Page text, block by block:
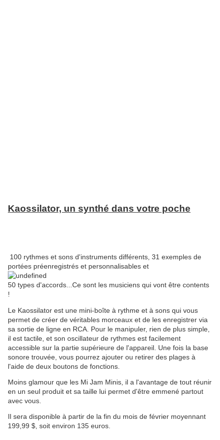
Kaossilator, un synthé dans votre poche
100 rythmes et sons d'instruments différents, 31 exemples de
portées préenregistrés et personnalisables et
50 types d'accords...Ce sont les musiciens qui vont être contents
!
Le Kaossilator est une mini-boîte à rythme et à sons qui vous
permet de créer de véritables morceaux et de les enregistrer via
sa sortie de ligne en RCA. Pour le manipuler, rien de plus simple,
il est tactile, et son oscillateur de rythmes est facilement
accessible sur la partie supérieure de l'appareil. Une fois la base
sonore trouvée, vous pourrez ajouter ou retirer des plages à
l'aide de deux boutons de fonctions.
Moins glamour que les Mi Jam Minis, il a l'avantage de tout réunir
en un seul produit et sa taille lui permet d'être emmené partout
avec vous.
Il sera disponible à partir de la fin du mois de février moyennant
199,99 $, soit environ 135 euros.